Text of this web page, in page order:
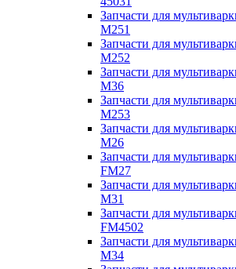
Запчасти для
M251
Запчасти для
M252
Запчасти для
M36
Запчасти для
M253
Запчасти для
M26
Запчасти для
FM27
Запчасти для
M31
Запчасти для
FM4502
Запчасти для
M34